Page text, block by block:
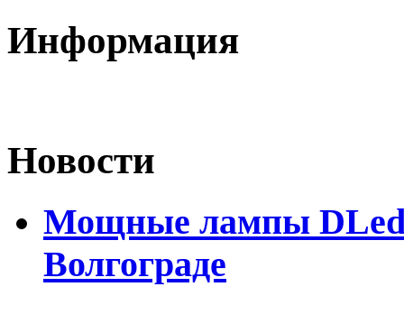
Информация
Новости
Мощные лампы DLed
Волгограде